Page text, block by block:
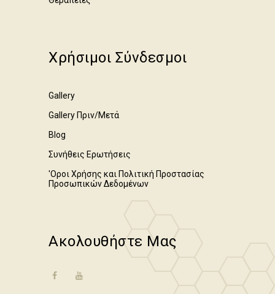
Χρήσιμοι Σύνδεσμοι
Gallery
Gallery Πριν/Μετά
Blog
Συνήθεις Ερωτήσεις
'Οροι Χρήσης και Πολιτική Προστασίας
Προσωπικών Δεδομένων
Ακολουθήστε Μας